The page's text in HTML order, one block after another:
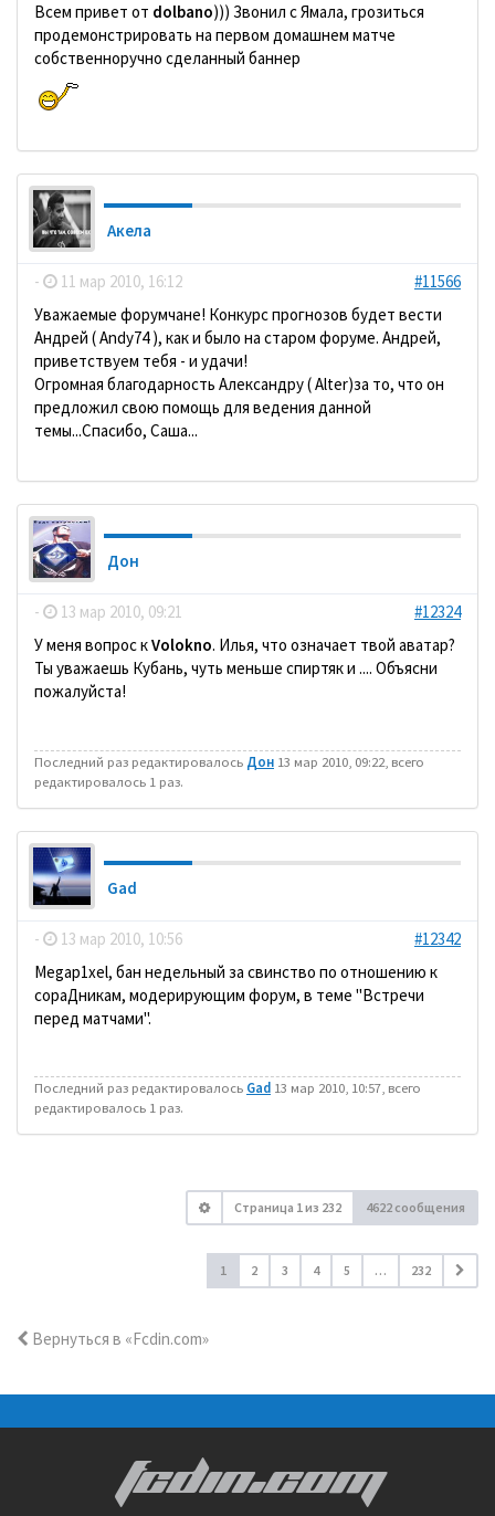
Всем привет от dolbano))) Звонил с Ямала, грозиться
продемонстрировать на первом домашнем матче
собственноручно сделанный баннер
Акела
- 11 мар 2010, 16:12
#11566
Уважаемые форумчане! Конкурс прогнозов будет вести
Андрей ( Andy74 ), как и было на старом форуме. Андрей,
приветствуем тебя - и удачи!
Огромная благодарность Александру ( Alter)за то, что он
предложил свою помощь для ведения данной
темы...Спасибо, Саша...
Дон
- 13 мар 2010, 09:21
#12324
У меня вопрос кVolokno. Илья, что означает твой аватар?
Ты уважаешь Кубань, чуть меньше спиртяк и .... Объясни
пожалуйста!
Последний раз редактировалось Дон 13 мар 2010, 09:22, всего
редактировалось 1 раз.
Gad
- 13 мар 2010, 10:56
#12342
Megap1xel, бан недельный за свинство по отношению к
сораДникам, модерирующим форум, в теме "Встречи
перед матчами".
Последний раз редактировалось Gad 13 мар 2010, 10:57, всего
редактировалось 1 раз.
Страница 1из 232 4622 сообщения
1 2 3 4 5 … 232
Вернуться в «Fcdin.com»
FCDIN.COM